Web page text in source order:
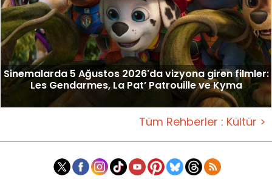
Sinemalarda 5 Ağustos 2026'da vizyona giren filmler:
Les Gendarmes, La Pat’ Patrouille ve Kyma
Tüm Rehberler : Kültür >